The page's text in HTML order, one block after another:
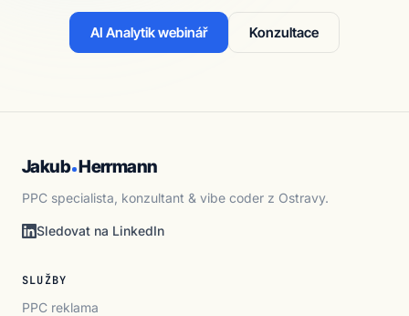
AI Analytik webinář Konzultace
Jakub Herrmann
PPC specialista, konzultant & vibe coder z Ostravy.
Sledovat na LinkedIn
SLUŽBY
PPC reklama